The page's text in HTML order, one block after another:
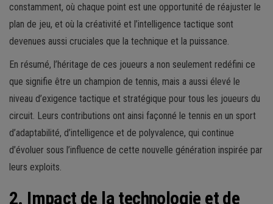
constamment, où chaque point est une opportunité de réajuster le
plan de jeu, et où la créativité et l’intelligence tactique sont
devenues aussi cruciales que la technique et la puissance.
En résumé, l’héritage de ces joueurs a non seulement redéfini ce
que signifie être un champion de tennis, mais a aussi élevé le
niveau d’exigence tactique et stratégique pour tous les joueurs du
circuit. Leurs contributions ont ainsi façonné le tennis en un sport
d’adaptabilité, d’intelligence et de polyvalence, qui continue
d’évoluer sous l’influence de cette nouvelle génération inspirée par
leurs exploits.
2. Impact de la technologie et de